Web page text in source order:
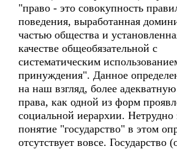
"право - это совокупность
поведения, выработанная
частью общества и
качестве общеобязательной с
систематическим
принуждения". Данное
на наш взгляд, более
права, как одной из форм
социальной иерархии. Нетрудно
понятие "государство" в этом
отсутствует вовсе. Государство